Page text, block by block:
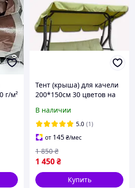
г/м²
Тент (крыша) для качели
200*150см 30 цветов на
В наличии
5.0 (1)
от 145₴/мес
1 450₴
1 850 ₴
Купить